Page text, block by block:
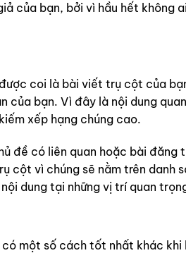
của bạn, bởi vì hầu hết không
coi là bài viết trụ cột của
bạn. Vì đây là nội dung
xếp hạng chúng cao.
đề có liên quan hoặc bài đăng
cột vì chúng sẽ nằm trên danh
dung tại những vị trí quan
một số cách tốt nhất khác